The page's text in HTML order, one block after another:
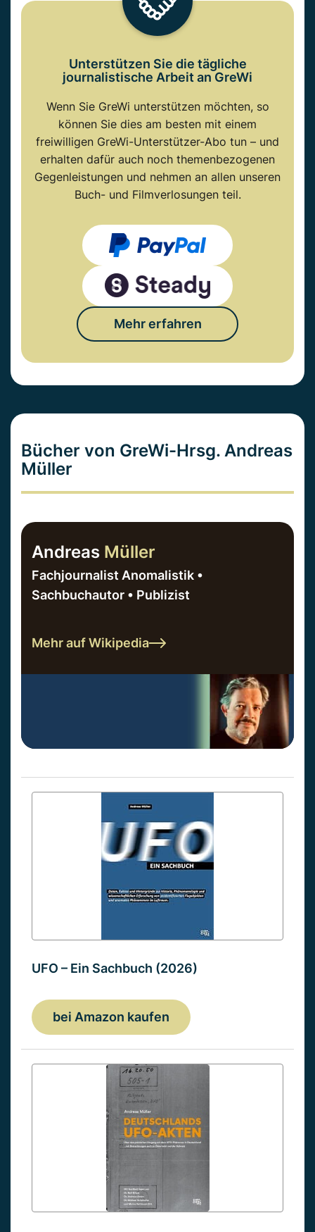
Unterstützen Sie die tägliche
journalistische Arbeit an GreWi
Wenn Sie GreWi unterstützen möchten, so
können Sie dies am besten mit einem
freiwilligen GreWi-Unterstützer-Abo tun – und
erhalten dafür auch noch themenbezogenen
Gegenleistungen und nehmen an allen unseren
Buch- und Filmverlosungen teil.
Mehr erfahren
Bücher von GreWi-Hrsg. Andreas
Müller
Andreas Müller
Fachjournalist Anomalistik •
Sachbuchautor • Publizist
Mehr auf Wikipedia
UFO – Ein Sachbuch (2026)
bei Amazon kaufen